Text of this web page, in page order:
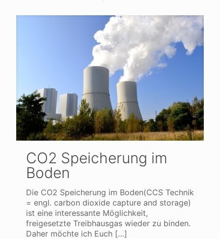
CO2 Speicherung im
Boden
Die CO2 Speicherung im Boden(CCS Technik
= engl. carbon dioxide capture and storage)
ist eine interessante Möglichkeit,
freigesetzte Treibhausgas wieder zu binden.
Daher möchte ich Euch […]